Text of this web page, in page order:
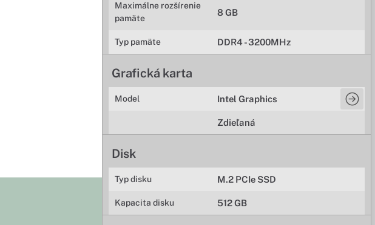
Maximálne rozšírenie
pamäte
8 GB
Typ pamäte DDR4 - 3200MHz
Grafická karta
Model Intel Graphics
Zdieľaná
Disk
Typ disku M.2 PCIe SSD
Kapacita disku 512 GB